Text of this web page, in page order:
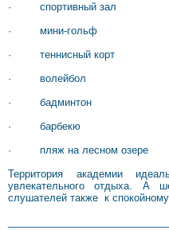
· спортивный зал
· мини-гольф
· теннисный корт
· волейбол
· бадминтон
· барбекю
· пляж на лесном озере
Территория академии
увлекательного отдыха. А
слушателей также к